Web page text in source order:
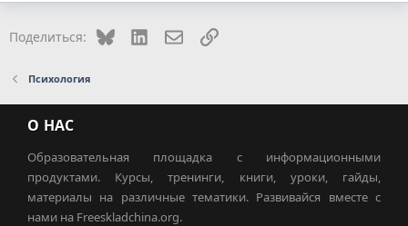
Поделиться: Bluesky LinkedInЭлектронная почта
Ссылка
Психология
О НАС
Образовательная площадка с информационными
продуктами. Курсы, тренинги, книги, уроки, гайды,
материалы на различные тематики. Развивайся вместе с
нами на Freeskladchina.org.